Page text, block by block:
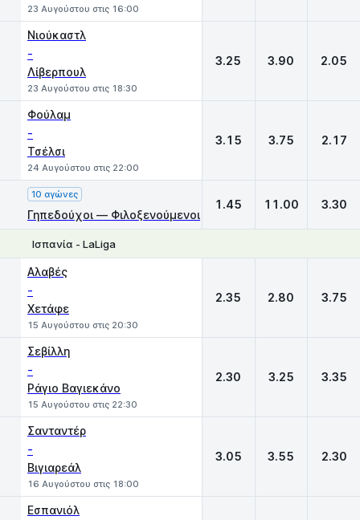
23 Αυγούστου στις 16:00
Νιούκαστλ
-
Λίβερπουλ
23 Αυγούστου στις 18:30
3.25 3.90 2.05
Φούλαμ
-
Τσέλσι
24 Αυγούστου στις 22:00
3.15 3.75 2.17
10 αγώνες
Γηπεδούχοι — Φιλοξενούμενοι
1.45 11.00 3.30
Ισπανία - LaLiga
Αλαβές
-
Χετάφε
15 Αυγούστου στις 20:30
2.35 2.80 3.75
Σεβίλλη
-
Ράγιο Βαγιεκάνο
15 Αυγούστου στις 22:30
2.30 3.25 3.35
Σανταντέρ
-
Βιγιαρεάλ
16 Αυγούστου στις 18:00
3.05 3.55 2.30
Εσπανιόλ